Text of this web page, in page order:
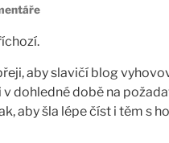
u
Technické
sdělení
aby slavičí blog
v dohledné době na
aby šla lépe číst i těm s